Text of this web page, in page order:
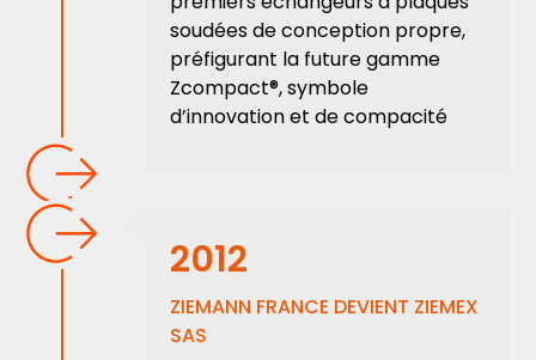
soudées de conception propre,
préfigurant la future gamme
Zcompact®, symbole
d’innovation et de compacité
2012
ZIEMANN FRANCE DEVIENT ZIEMEX
SAS